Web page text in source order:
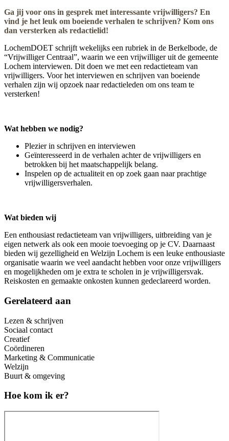
Ga jij voor ons in gesprek met interessante vrijwilligers? En
vind je het leuk om boeiende verhalen te schrijven? Kom ons
dan versterken als redactielid!
LochemDOET schrijft wekelijks een rubriek in de Berkelbode, de
“Vrijwilliger Centraal”, waarin we een vrijwilliger uit de gemeente
Lochem interviewen. Dit doen we met een redactieteam van
vrijwilligers. Voor het interviewen en schrijven van boeiende
verhalen zijn wij opzoek naar redactieleden om ons team te
versterken!
Wat hebben we nodig?
Plezier in schrijven en interviewen
Geïnteresseerd in de verhalen achter de vrijwilligers en
betrokken bij het maatschappelijk belang.
Inspelen op de actualiteit en op zoek gaan naar prachtige
vrijwilligersverhalen.
Wat bieden wij
Een enthousiast redactieteam van vrijwilligers, uitbreiding van je
eigen netwerk als ook een mooie toevoeging op je CV. Daarnaast
bieden wij gezelligheid en Welzijn Lochem is een leuke enthousiaste
organisatie waarin we veel aandacht hebben voor onze vrijwilligers
en mogelijkheden om je extra te scholen in je vrijwilligersvak.
Reiskosten en gemaakte onkosten kunnen gedeclareerd worden.
Gerelateerd aan
Lezen & schrijven
Sociaal contact
Creatief
Coördineren
Marketing & Communicatie
Welzijn
Buurt & omgeving
Hoe kom ik er?